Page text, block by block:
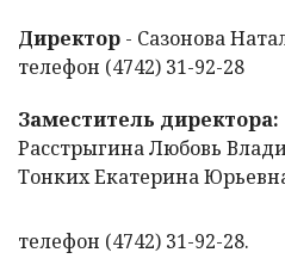
Директор - Сазонова
телефон (4742) 31-92-28
Заместитель директора:
Расстрыгина Любовь
Тонких Екатерина
телефон (4742) 31-92-28.